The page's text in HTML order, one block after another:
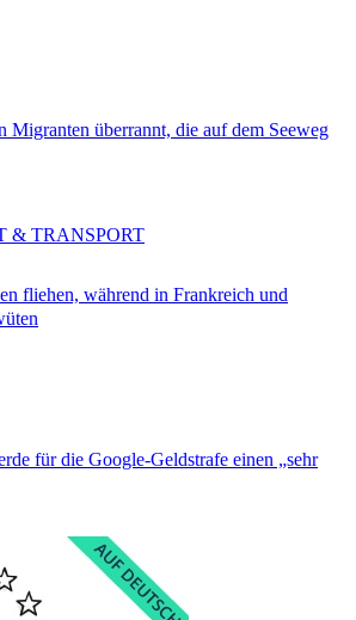
Migranten überrannt, die auf dem Seeweg
fliehen, während in Frankreich und
& TRANSPORT
für die Google-Geldstrafe einen „sehr